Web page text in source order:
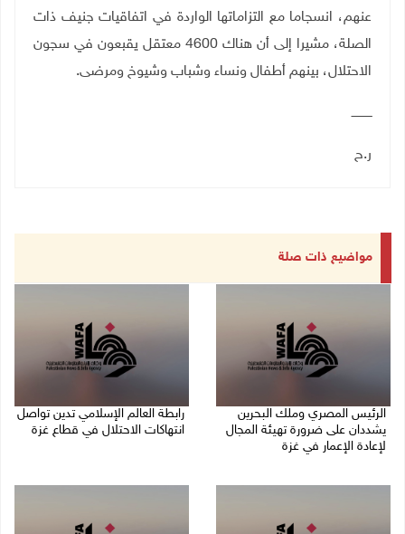
عنهم، انسجاما مع التزاماتها الواردة في اتفاقيات جنيف ذات
الصلة، مشيرا إلى أن هناك 4600 معتقل يقبعون في سجون
الاحتلال، بينهم أطفال ونساء وشباب وشيوخ ومرضى.
ـــــــــــ
ر.ح
مواضيع ذات صلة
الرئيس المصري وملك البحرين
يشددان على ضرورة تهيئة المجال
لإعادة الإعمار في غزة
رابطة العالم الإسلامي تدين تواصل
انتهاكات الاحتلال في قطاع غزة